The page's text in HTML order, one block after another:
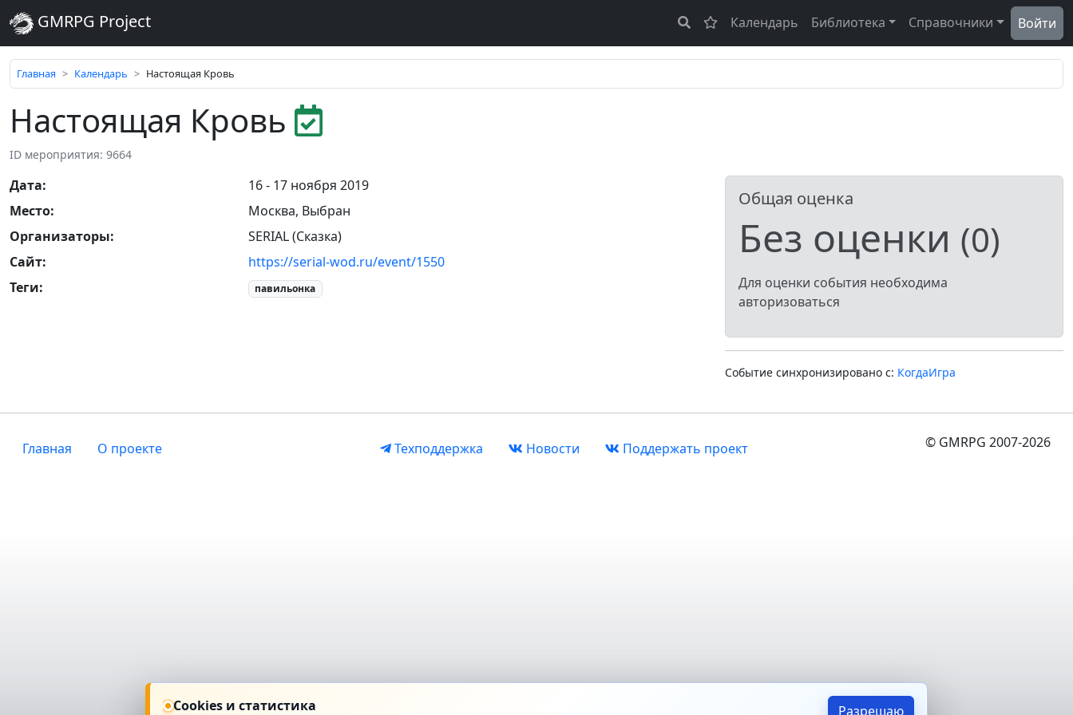
GMRPG Project Календарь Библиотека Справочники Войти
Главная Календарь Настоящая Кровь
Настоящая Кровь
ID мероприятия: 9664
Дата:
16 - 17 ноября 2019
Место: Москва, Выбран
Организаторы:
SERIAL (Сказка)
Сайт:
https://serial-wod.ru/event/1550
Теги: павильонка
Общая оценка
Без оценки (0)
Для оценки события необходима
авторизоваться
Событие синхронизировано с: КогдаИгра
Главная О проекте Техподдержка Новости Поддержать проект © GMRPG 2007-2026
Cookies и статистика Разрешаю